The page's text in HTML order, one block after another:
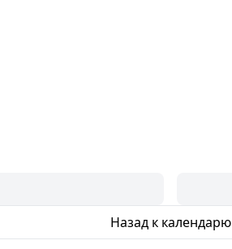
Назад к календарю